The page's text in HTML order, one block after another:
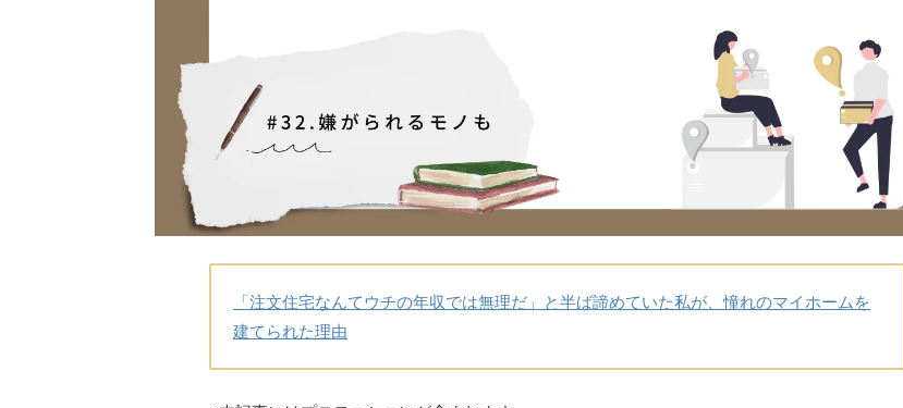
「注文住宅なんてウチの年収では無理だ」と半ば諦めていた私が、憧れのマイホームを
建てられた理由